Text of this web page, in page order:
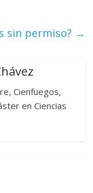
sin permiso? →
Cienfuegos,
en Ciencias